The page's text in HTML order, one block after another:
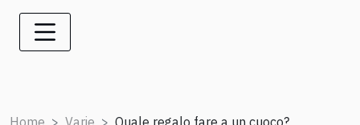
Home Varie Quale regalo fare a un cuoco?